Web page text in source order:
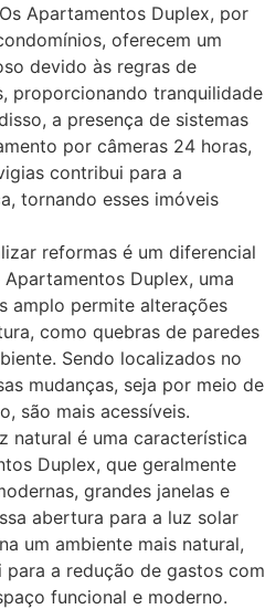
Apartamentos Duplex, por
oferecem um
devido às regras de
proporcionando tranquilidade
a presença de sistemas
por câmeras 24 horas,
contribui para a
tornando esses imóveis
reformas é um diferencial
Duplex, uma
amplo permite alterações
como quebras de paredes
Sendo localizados no
mudanças, seja por meio de
são mais acessíveis.
natural é uma característica
Duplex, que geralmente
grandes janelas e
abertura para a luz solar
um ambiente mais natural,
a redução de gastos com
funcional e moderno.